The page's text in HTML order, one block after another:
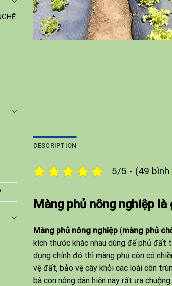
DESCRIPTION
5/5 - (49 bình
Màng phủ nông nghiệp là
Màng phủ nông nghiệp(màng phủ
kích thước khác nhau dùng để phủ đất
dụng chính đó thì màng phủ còn có
vệ đất, bảo vệ cây khỏi các loài côn
bà con nông dân hiện nay rất ưa